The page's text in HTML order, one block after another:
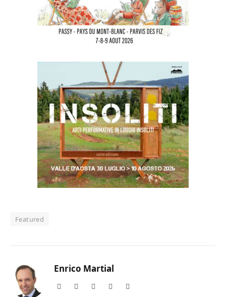
Featured
Enrico Martial
Website Facebook Instagram